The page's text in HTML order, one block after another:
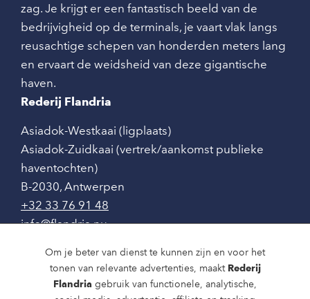
Om je beter van dienst te kunnen zijn en voor het
tonen van relevante advertenties, maakt Rederij
Flandria gebruik van functionele, analytische,
zag. Je krijgt er een fantastisch beeld van de
bedrijvigheid op de terminals, je vaart vlak langs
reusachtige schepen van honderden meters lang
en ervaart de weidsheid van deze gigantische
haven.
Rederij Flandria
Asiadok-Westkaai (ligplaats)
Asiadok-Zuidkaai (vertrek/aankomst publieke
haventochten)
B-2030, Antwerpen
+32 33 76 91 48
info@flandria.nu
Contact
Vaaragenda